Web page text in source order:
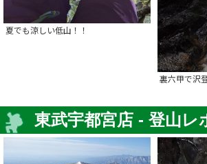
夏でも涼しい低山！！
裏六甲で沢
東武宇都宮店 - 登山レ